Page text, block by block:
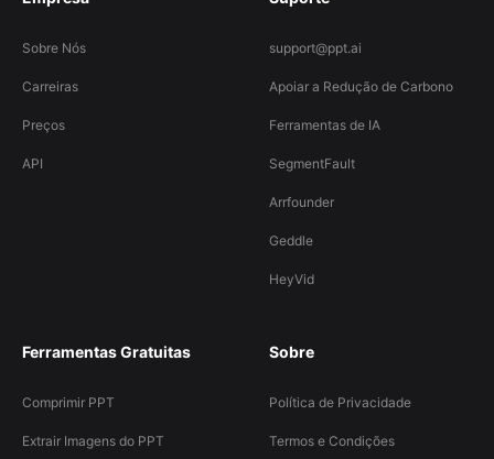
Sobre Nós
Carreiras
Preços
API
support@ppt.ai
Apoiar a Redução de Carbono
Ferramentas de IA
SegmentFault
Arrfounder
Geddle
HeyVid
Ferramentas Gratuitas
Comprimir PPT
Extrair Imagens do PPT
Sobre
Política de Privacidade
Termos e Condições